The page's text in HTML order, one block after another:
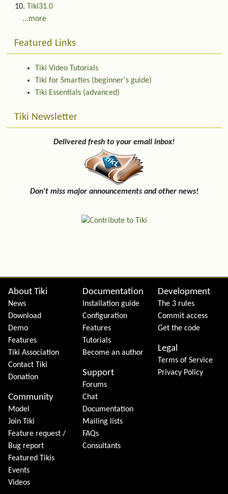
Tiki31.0
...more
Featured Links
Tiki Video Tutorials
Tiki for Smarties (beginner's guide)
Tiki Essentials (advanced)
Tiki Newsletter
Delivered fresh to your email inbox!
Don't miss major announcements and other news!
Site information, links, etc.
About Tiki
News
Download
Demo
Features
Tiki Association
Contact Tiki
Donation
Community
Model
Join Tiki
Feature request /
Bug report
Featured Tikis
Events
Videos
Documentation
Installation guide
Configuration
Features
Tutorials
Become an author
Support
Forums
Chat
Documentation
Mailing lists
FAQs
Consultants
Development
The 3 rules
Commit access
Get the code
Legal
Terms of Service
Privacy Policy